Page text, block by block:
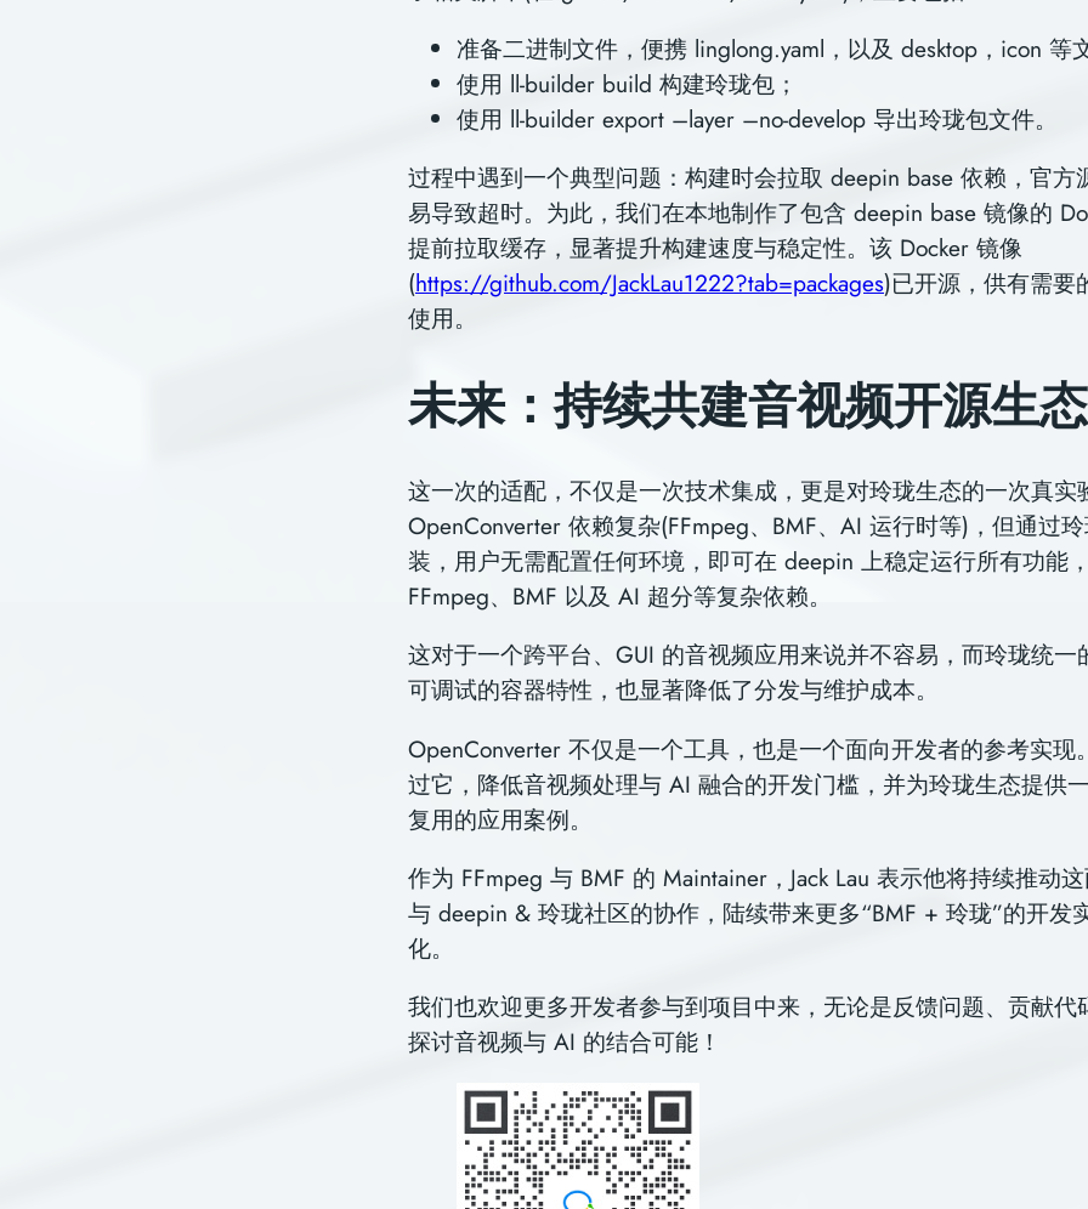
准备⼆进制⽂件，便携 linglong.yaml，以及 desktop，icon 等
使⽤ ll-builder build 构建玲珑包；
使用 ll-builder export –layer –no-develop 导出玲珑包文件。
过程中遇到一个典型问题：构建时会拉取 deepin base 依赖，官方
易导致超时。为此，我们在本地制作了包含 deepin base 镜像的
提前拉取缓存，显著提升构建速度与稳定性。该 Docker 镜像
(https://github.com/JackLau1222?tab=packages)已开源，供有需要
使用。
未来：持续共建音视频开源生态
这一次的适配，不仅是一次技术集成，更是对玲珑生态的一次真实
OpenConverter 依赖复杂(FFmpeg、BMF、AI 运行时等)，但通过
装，用户无需配置任何环境，即可在 deepin 上稳定运行所有功能
FFmpeg、BMF 以及 AI 超分等复杂依赖。
这对于⼀个跨平台、GUI 的⾳视频应⽤来说并不容易，⽽玲珑统一
可调试的容器特性，也显著降低了分发与维护成本。
OpenConverter 不仅是一个工具，也是一个面向开发者的参考实现
过它，降低音视频处理与 AI 融合的开发门槛，并为玲珑生态提供
复用的应用案例。
作为 FFmpeg 与 BMF 的 Maintainer，Jack Lau 表示他将持续推动
与 deepin & 玲珑社区的协作，陆续带来更多“BMF + 玲珑”的开发
化。
我们也欢迎更多开发者参与到项目中来，无论是反馈问题、贡献代
探讨音视频与 AI 的结合可能！